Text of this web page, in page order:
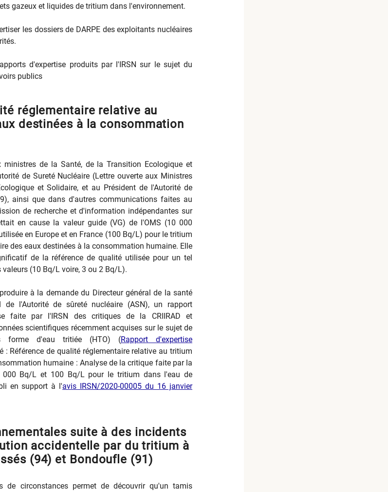
gazeux et liquides de tritium dans l'environnement.
les dossiers de DARPE des exploitants nucléaires
d'expertise produits par l'IRSN sur le sujet du
publics
réglementaire relative au
destinées à la consommation
ministres de la Santé, de la Transition Ecologique et
de Sureté Nucléaire (Lettre ouverte aux Ministres
et Solidaire, et au Président de l'Autorité de
ainsi que dans d'autres communications faites au
de recherche et d'information indépendantes sur
en cause la valeur guide (VG) de l'OMS (10 000
en Europe et en France (100 Bq/L) pour le tritium
des eaux destinées à la consommation humaine. Elle
de la référence de qualité utilisée pour un tel
(10 Bq/L voire, 3 ou 2 Bq/L).
à la demande du Directeur général de la santé
de l'Autorité de sûreté nucléaire (ASN), un rapport
faite par l'IRSN des critiques de la CRIIRAD et
scientifiques récemment acquises sur le sujet de
d'eau tritiée (HTO) (Rapport d​'expertise
: Référence de qualité réglementaire relative au tritium
humaine : Analyse de la critique faite par la
000 Bq/L et 100 Bq/L pour le tritium dans l'eau de
en support à l'avis IRSN/2020-00005 du 16 janvier
suite à des incidents
accidentelle par du tritium à
(94) et Bondoufle (91)
de circonstances permet de découvrir qu'un tamis